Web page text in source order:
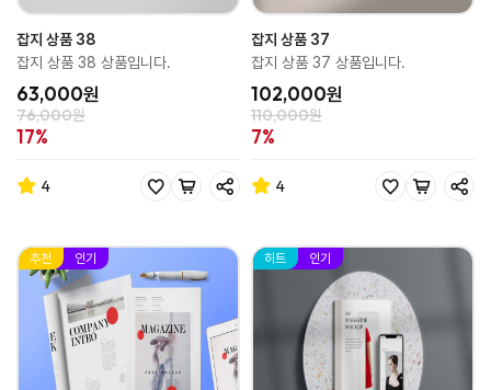
잡지 상품 38
잡지 상품 38 상품입니다.
63,000원
76,000원
17%
4
잡지 상품 37
잡지 상품 37 상품입니다.
102,000원
110,000원
7%
4
추천 인기 히트 인기